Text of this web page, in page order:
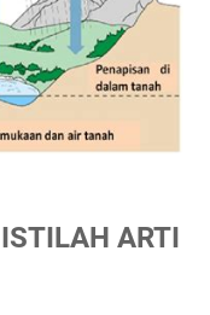
ARTI